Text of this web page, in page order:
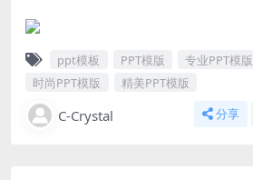
ppt模板 PPT模版 专业PPT模版
时尚PPT模版
精美PPT模版
C-Crystal 分享